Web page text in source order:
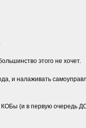
этого не хочет.
и налаживать
(и в первую